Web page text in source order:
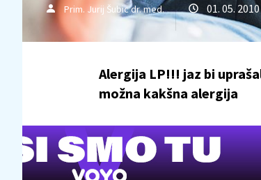
Prim. Jurij Šubic dr. med. 01. 05.
Alergija LP!!! jaz bi
možna kakšna alergija